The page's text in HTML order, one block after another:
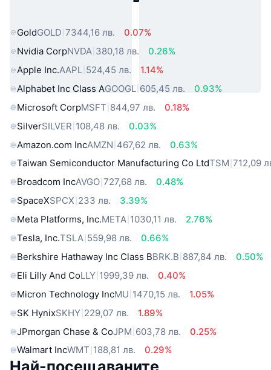
GoldGOLD 7344,16 лв.
0.07%
Nvidia CorpNVDA 380,18 лв.
0.26%
Apple Inc.AAPL 524,45 лв.
1.14%
Alphabet Inc Class AGOOGL 605,45 лв.
0.93%
Microsoft CorpMSFT 844,97 лв.
0.18%
SilverSILVER 108,48 лв.
0.03%
Amazon.com IncAMZN 467,62 лв.
0.63%
Taiwan Semiconductor Manufacturing Co LtdTSM 712,09
Broadcom IncAVGO 727,68 лв.
0.48%
SpaceXSPCX 233 лв.
3.39%
Meta Platforms, Inc.META 1030,11 лв.
2.76%
Tesla, Inc.TSLA 559,98 лв.
0.66%
Berkshire Hathaway Inc Class BBRK.B 887,84 лв.
0.50%
Eli Lilly And CoLLY 1999,39 лв.
0.40%
Micron Technology IncMU 1470,15 лв.
1.05%
SK HynixSKHY 229,07 лв.
1.89%
JPmorgan Chase & CoJPM 603,78 лв.
0.25%
Walmart IncWMT 188,81 лв. 0.29%